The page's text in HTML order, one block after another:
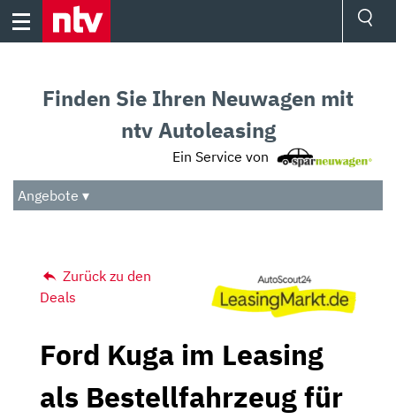
Skip
Audio
Das Beste
Finden Sie Ihren Neuwagen mit
ntv Autoleasing
Ein Service von
Angebote ▾
Zurück zu den
Deals
Ford Kuga im Leasing
als Bestellfahrzeug für